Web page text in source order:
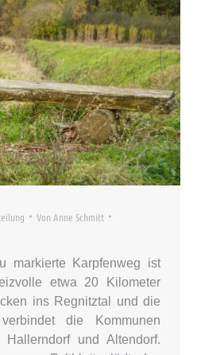
Von Anne Schmitt
markierte Karpfenweg ist
etwa 20 Kilometer
ins Regnitztal und die
die Kommunen
Hallerndorf und Altendorf.